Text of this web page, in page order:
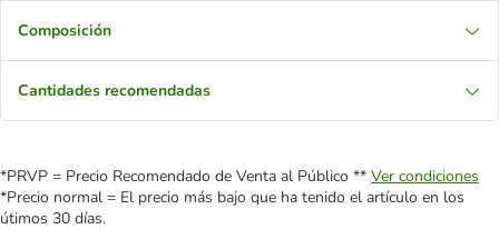
Composición
Cantidades recomendadas
*PRVP = Precio Recomendado de Venta al Público ** Ver condiciones
*Precio normal = El precio más bajo que ha tenido el artículo en los
útimos 30 días.